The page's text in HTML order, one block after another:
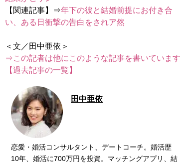
【関連記事】⇒年下の彼と結婚前提にお付き合
い、ある日衝撃の告白をされア然
⇒この記者は他にこのような記事を書いています
【過去記事の一覧】
田中亜依
恋愛・婚活コンサルタント、デートコーチ。婚活歴
10年、婚活に700万円を投資。マッチングアプリ、結